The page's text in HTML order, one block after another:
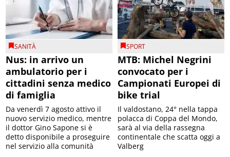
SANITÀ
Nus: in arrivo un
ambulatorio per i
cittadini senza medico
di famiglia
Da venerdì 7 agosto attivo il
nuovo servizio medico, mentre
il dottor Gino Sapone si è
detto disponibile a proseguire
nel servizio alla comunità
SPORT
MTB: Michel Negrini
convocato per i
Campionati Europei di
bike trial
Il valdostano, 24° nella tappa
polacca di Coppa del Mondo,
sarà al via della rassegna
continentale che scatta oggi a
Valberg